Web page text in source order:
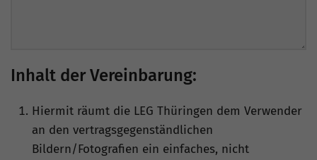
Inhalt der Vereinbarung:
Hiermit räumt die LEG Thüringen dem Verwender
an den vertragsgegenständlichen
Bildern/Fotografien ein einfaches, nicht